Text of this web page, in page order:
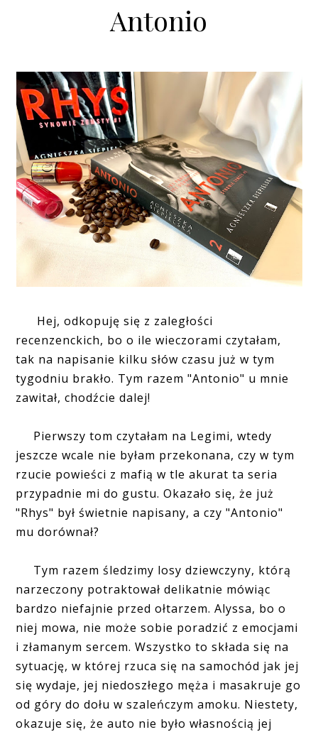
Antonio
Hej, odkopuję się z zaległości
recenzenckich, bo o ile wieczorami czytałam,
tak na napisanie kilku słów czasu już w tym
tygodniu brakło. Tym razem "Antonio" u mnie
zawitał, chodźcie dalej!
Pierwszy tom czytałam na Legimi, wtedy
jeszcze wcale nie byłam przekonana, czy w tym
rzucie powieści z mafią w tle akurat ta seria
przypadnie mi do gustu. Okazało się, że już
"Rhys" był świetnie napisany, a czy "Antonio"
mu dorównał?
Tym razem śledzimy losy dziewczyny, którą
narzeczony potraktował delikatnie mówiąc
bardzo niefajnie przed ołtarzem. Alyssa, bo o
niej mowa, nie może sobie poradzić z emocjami
i złamanym sercem. Wszystko to składa się na
sytuację, w której rzuca się na samochód jak jej
się wydaje, jej niedoszłego męża i masakruje go
od góry do dołu w szaleńczym amoku. Niestety,
okazuje się, że auto nie było własnością jej